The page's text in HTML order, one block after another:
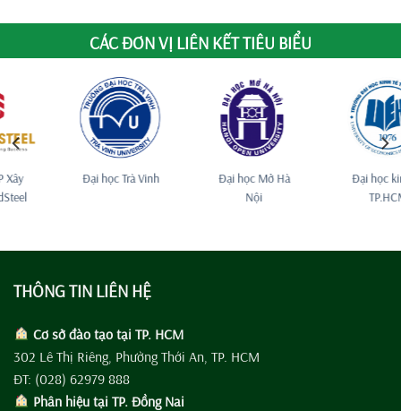
CÁC ĐƠN VỊ LIÊN KẾT TIÊU BIỂU
Đại học Trà Vinh
Đại học Mở Hà
Đại học kinh tế
THÔNG TIN LIÊN HỆ
Cơ sở đào tạo tại TP. HCM
302 Lê Thị Riêng, Phường Thới An, TP. HCM
ĐT: (028) 62979 888
Phân hiệu tại TP. Đồng Nai